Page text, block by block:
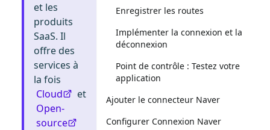
et les
produits
SaaS. Il
offre des
services à
la fois
Cloud
et
Open-
source
Enregistrer les routes
Implémenter la connexion et la
déconnexion
Point de contrôle : Testez votre
application
Ajouter le connecteur Naver
Configurer Connexion Naver